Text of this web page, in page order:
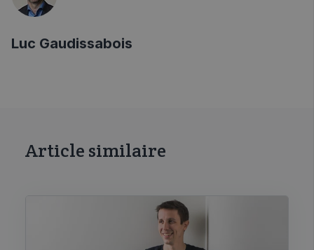
Luc Gaudissabois
Article similaire